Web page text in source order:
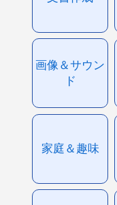
画像＆サウン
ド
家庭＆趣味